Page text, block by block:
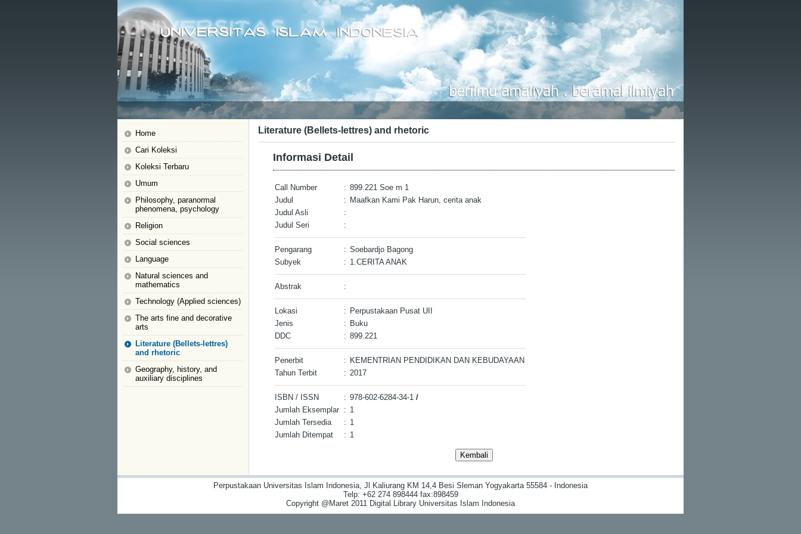
Home
Cari Koleksi
Koleksi Terbaru
Umum
Philosophy, paranormal
phenomena, psychology
Religion
Social sciences
Language
Natural sciences and
mathematics
Technology (Applied sciences)
The arts fine and decorative
arts
Literature (Bellets-lettres)
and rhetoric
Geography, history, and
auxiliary disciplines
Literature (Bellets-lettres) and rhetoric
Informasi Detail
Call Number : 899.221 Soe m 1
Judul
: Maafkan Kami Pak Harun, cerita anak
Judul Asli
:
Judul Seri
:
Pengarang : Soebardjo Bagong
Subyek
: 1.CERITA ANAK
Abstrak :
Lokasi : Perpustakaan Pusat UII
Jenis
: Buku
DDC
: 899.221
Penerbit : KEMENTRIAN PENDIDIKAN DAN KEBUDAYAAN
Tahun Terbit
: 2017
ISBN / ISSN : 978-602-6284-34-1 /
Jumlah Eksemplar : 1
Jumlah Tersedia
: 1
Jumlah Ditempat
: 1
Perpustakaan Universitas Islam Indonesia, Jl Kaliurang KM 14,4 Besi Sleman Yogyakarta 55584 - Indonesia
Telp: +62 274 898444 fax:898459
Copyright @Maret 2011 Digital Library Universitas Islam Indonesia